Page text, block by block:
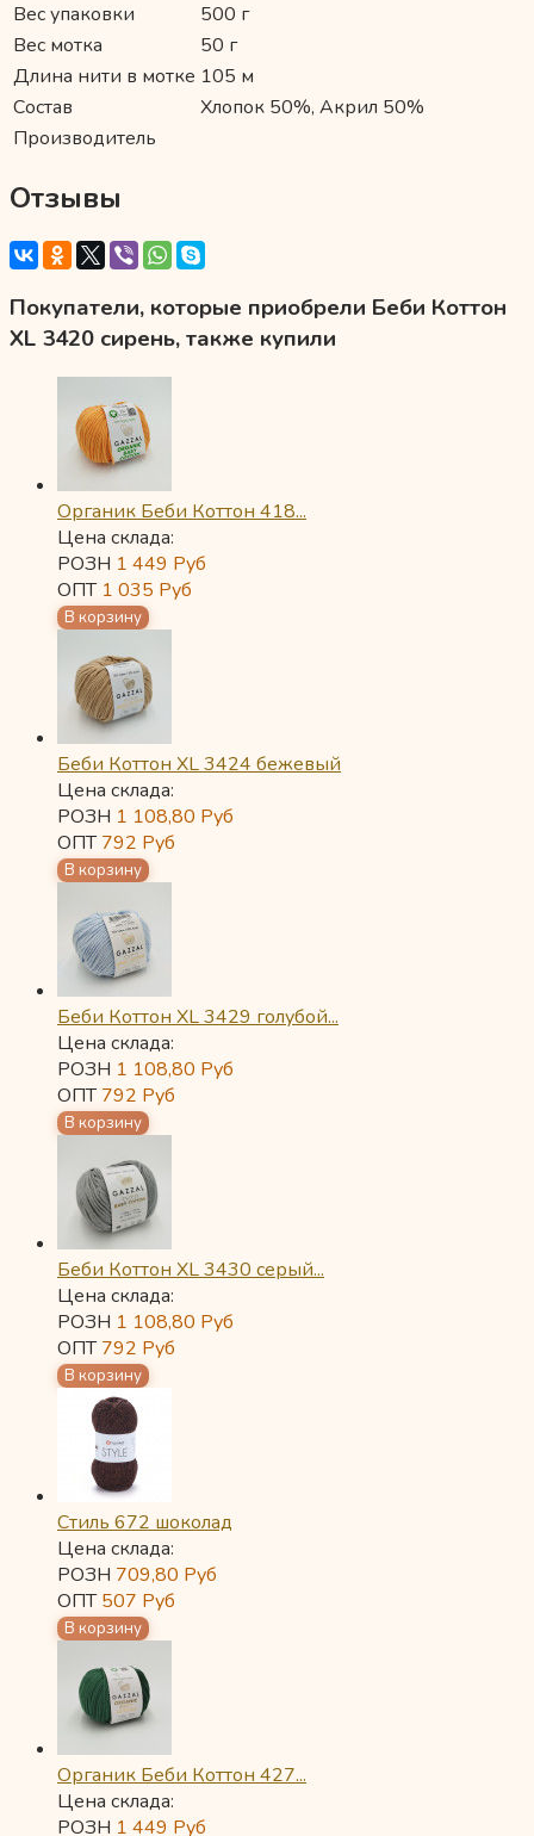
Вес упаковки
500 г
Вес мотка
50 г
Длина нити в мотке 105 м
Состав
Хлопок 50%, Акрил 50%
Производитель
Отзывы
Покупатели, которые приобрели Беби Коттон
XL 3420 сирень, также купили
Органик Беби Коттон 418...
Цена склада:
РОЗН 1 449 Руб
ОПТ 1 035 Руб
Беби Коттон XL 3424 бежевый
Цена склада:
РОЗН 1 108,80 Руб
ОПТ792 Руб
Беби Коттон XL 3429 голубой...
Цена склада:
РОЗН 1 108,80 Руб
ОПТ792 Руб
Беби Коттон XL 3430 серый...
Цена склада:
РОЗН 1 108,80 Руб
ОПТ792 Руб
Стиль 672 шоколад
Цена склада:
РОЗН 709,80 Руб
ОПТ507 Руб
Органик Беби Коттон 427...
Цена склада:
РОЗН 1 449 Руб